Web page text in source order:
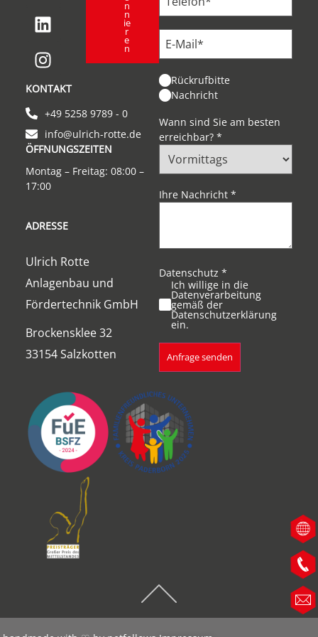
n
n
ie
r
e
n
ADRESSE
Ulrich Rotte
Anlagenbau und
Fördertechnik GmbH
Brockensklee 32
33154 Salzkotten
KONTAKT
+49 5258 9789 - 0
info@ulrich-rotte.de
ÖFFNUNGSZEITEN
Montag – Freitag: 08:00 –
17:00
Rückrufbitte
Nachricht
Wann sind Sie am besten
erreichbar? *
Ihre Nachricht *
Datenschutz *
Ich willige in die
Datenverarbeitung
gemäß der
Datenschutzerklärung
ein.
Anfrage senden